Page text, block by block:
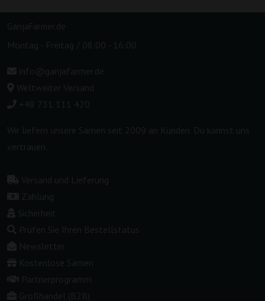
GanjaFarmer.de
Montag - Freitag / 08:00 - 16:00
info@ganjafarmer.de
Weltweiter Versand
+48 731 111 420
Wir liefern unsere Samen seit 2009 an Kunden. Du kannst uns
vertrauen.
Versand und Lieferung
Zahlung
Sicherheit
Prüfen Sie Ihren Bestellstatus
Newsletter
Kostenlose Samen
Partnerprogramm
Großhandel (B2B)